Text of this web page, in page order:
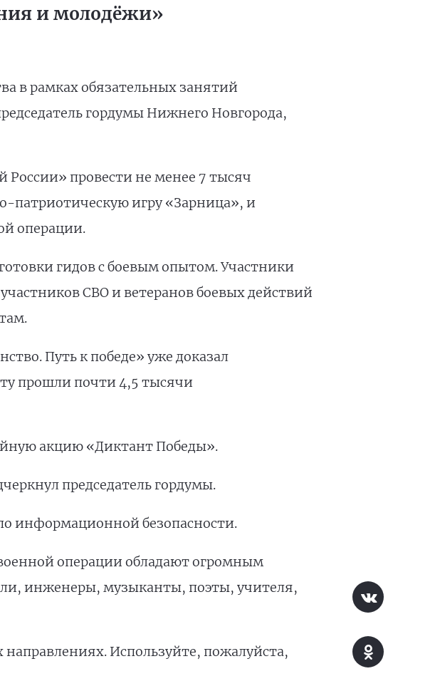
и молодёжи»
в рамках обязательных занятий
гордумы Нижнего Новгорода,
провести не менее 7 тысяч
игру «Зарница», и
операции.
гидов с боевым опытом. Участники
СВО и ветеранов боевых действий
Путь к победе» уже доказал
прошли почти 4,5 тысячи
акцию «Диктант Победы».
председатель гордумы.
информационной безопасности.
операции обладают огромным
инженеры, музыканты, поэты, учителя,
Используйте, пожалуйста,